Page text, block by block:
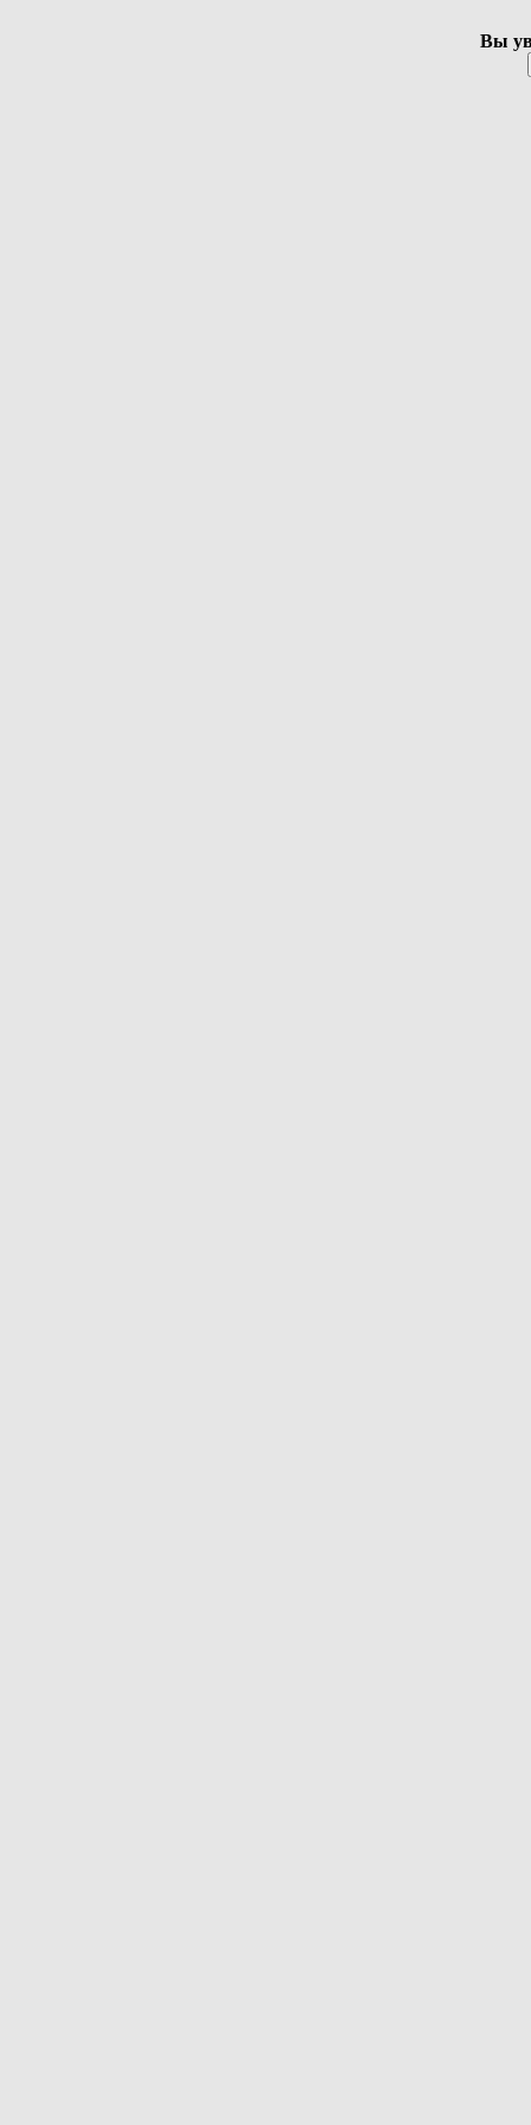
Вы